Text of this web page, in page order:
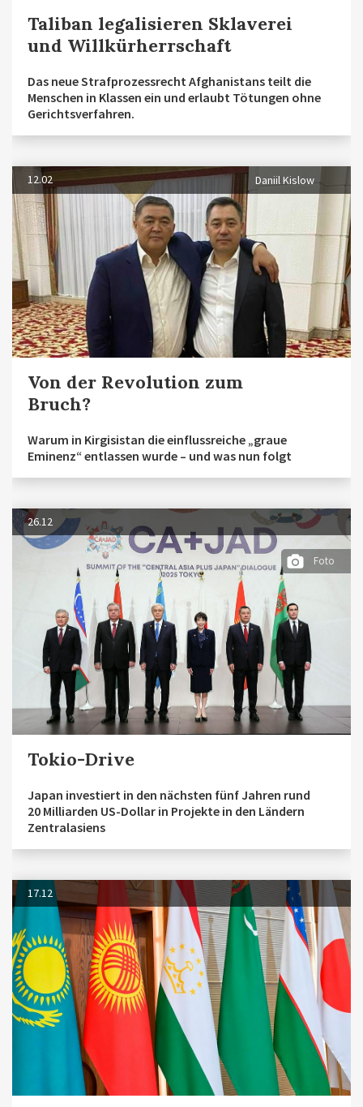
Taliban legalisieren Sklaverei
und Willkürherrschaft
Das neue Strafprozessrecht Afghanistans teilt die
Menschen in Klassen ein und erlaubt Tötungen ohne
Gerichtsverfahren.
12.02 Daniil Kislow
Von der Revolution zum
Bruch?
Warum in Kirgisistan die einflussreiche „graue
Eminenz“ entlassen wurde – und was nun folgt
26.12
Foto
Tokio-Drive
Japan investiert in den nächsten fünf Jahren rund
20 Milliarden US-Dollar in Projekte in den Ländern
Zentralasiens
17.12